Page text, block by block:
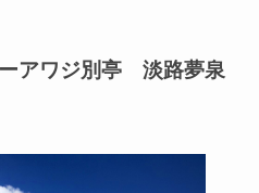
アワジ別亭 淡路夢泉